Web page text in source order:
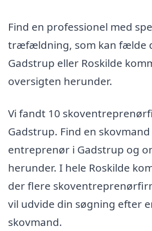
Find en professionel med
træfældning, som kan fælde
Gadstrup eller Roskilde
oversigten herunder.
Vi fandt 10
Gadstrup. Find en
entreprenør i Gadstrup og
herunder. I hele Roskilde
der flere
vil udvide din søgning efter
skovmand.